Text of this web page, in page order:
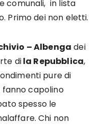
comunali, in lista
Primo dei non eletti.
– Albenga dei
dila Repubblica,
pure di
fanno capolino
spesso le
Chi non